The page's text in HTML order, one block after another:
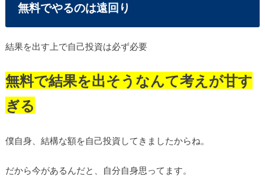
無料でやるのは遠回り
結果を出す上で自己投資は必ず必要
無料で結果を出そうなんて考えが甘す
ぎる
僕自身、結構な額を自己投資してきましたからね。
だから今があるんだと、自分自身思ってます。